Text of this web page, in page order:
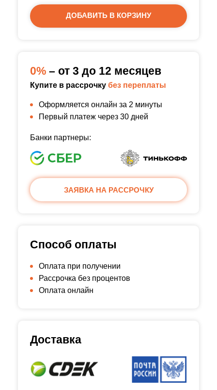
ДОБАВИТЬ В КОРЗИНУ
0% – от 3 до 12 месяцев
Купите в рассрочку без переплаты
Оформляется онлайн за 2 минуты
Первый платеж через 30 дней
Банки партнеры:
ЗАЯВКА НА РАССРОЧКУ
Способ оплаты
Оплата при получении
Рассрочка без процентов
Оплата онлайн
Доставка